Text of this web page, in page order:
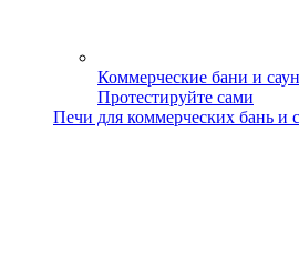
Коммерческие бани и
Протестируйте сами
Печи для коммерческих бань и